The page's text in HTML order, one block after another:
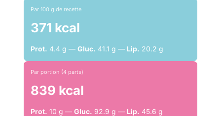
Par 100 g de recette
371 kcal
Prot. 4.4 g — Gluc. 41.1 g — Lip. 20.2 g
Par portion (4 parts)
839 kcal
Prot. 10 g — Gluc. 92.9 g — Lip. 45.6 g